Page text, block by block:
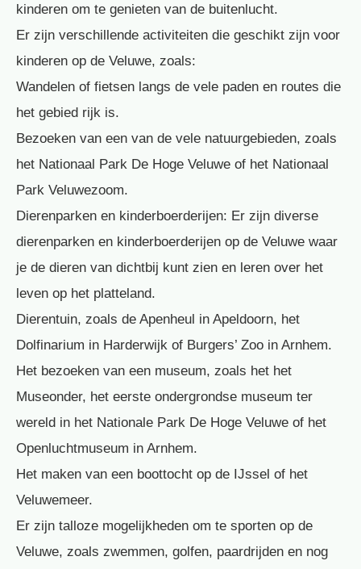
kinderen om te genieten van de buitenlucht.
Er zijn verschillende activiteiten die geschikt zijn voor
kinderen op de Veluwe, zoals:
Wandelen of fietsen langs de vele paden en routes die
het gebied rijk is.
Bezoeken van een van de vele natuurgebieden, zoals
het Nationaal Park De Hoge Veluwe of het Nationaal
Park Veluwezoom.
Dierenparken en kinderboerderijen: Er zijn diverse
dierenparken en kinderboerderijen op de Veluwe waar
je de dieren van dichtbij kunt zien en leren over het
leven op het platteland.
Dierentuin, zoals de Apenheul in Apeldoorn, het
Dolfinarium in Harderwijk of Burgers’ Zoo in Arnhem.
Het bezoeken van een museum, zoals het het
Museonder, het eerste ondergrondse museum ter
wereld in het Nationale Park De Hoge Veluwe of het
Openluchtmuseum in Arnhem.
Het maken van een boottocht op de IJssel of het
Veluwemeer.
Er zijn talloze mogelijkheden om te sporten op de
Veluwe, zoals zwemmen, golfen, paardrijden en nog